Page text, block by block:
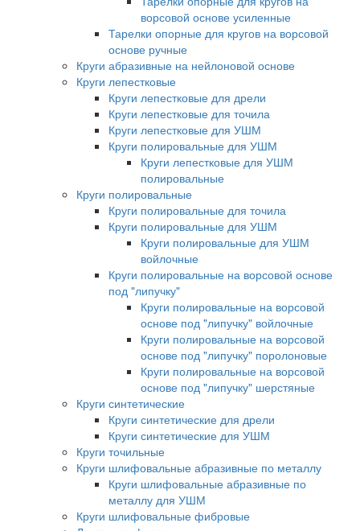
ворсовой основе усиленные
Тарелки опорные для кругов на ворсовой
основе ручные
Круги абразивные на нейлоновой основе
Круги лепестковые
Круги лепестковые для дрели
Круги лепестковые для точила
Круги лепестковые для УШМ
Круги полировальные для УШМ
Круги лепестковые для УШМ
полировальные
Круги полировальные
Круги полировальные для точила
Круги полировальные для УШМ
Круги полировальные для УШМ
войлочные
Круги полировальные на ворсовой основе
под "липучку"
Круги полировальные на ворсовой
основе под "липучку" войлочные
Круги полировальные на ворсовой
основе под "липучку" поролоновые
Круги полировальные на ворсовой
основе под "липучку" шерстяные
Круги синтетические
Круги синтетические для дрели
Круги синтетические для УШМ
Круги точильные
Круги шлифовальные абразивные по металлу
Круги шлифовальные абразивные по
металлу для УШМ
Круги шлифовальные фибровые